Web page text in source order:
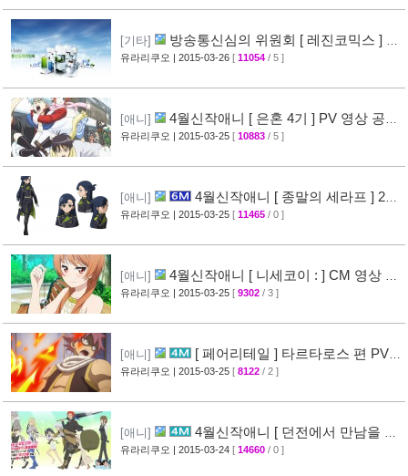
[기타]
방송통신심의 위원회 [ 레진코믹스 ] 접
속 차단 보류 소식 [51]
유라리쿠오 | 2015-03-26 [ 11054 / 5 ]
[애니]
4월신작애니 [ 은혼 4기 ] PV 영상 공
개 [67]
유라리쿠오 | 2015-03-25 [ 10883 / 5 ]
[애니]
4월신작애니 [ 종말의 세라프 ] 2차
PV 영상 공개 [32]
유라리쿠오 | 2015-03-25 [ 11465 / 0 ]
[애니]
4월신작애니 [ 니세코이 : ] CM 영상 공
개 [47]
유라리쿠오 | 2015-03-25 [ 9302 / 3 ]
[애니]
[ 페어리테일 ] 타르타로스 편 PV
영상 공개 ( FAIRY TAIL ) [32]
유라리쿠오 | 2015-03-25 [ 8122 / 2 ]
[애니]
4월신작애니 [ 던전에서 만남을 추
구하면 안되는 걸까? ] 2차 PV 영상 공개
유라리쿠오 | 2015-03-24 [ 14660 / 0 ]